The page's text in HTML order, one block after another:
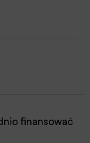
finansować